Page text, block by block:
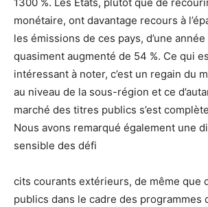
monétaire, ont davantage recours à
les émissions de ces pays, d’une année
quasiment augmenté de 54 %. Ce qui
intéressant à noter, c’est un regain du
au niveau de la sous-région et ce
marché des titres publics s’est
Nous avons remarqué également une
sensible des défi
cits courants extérieurs, de même que
publics dans le cadre des programmes